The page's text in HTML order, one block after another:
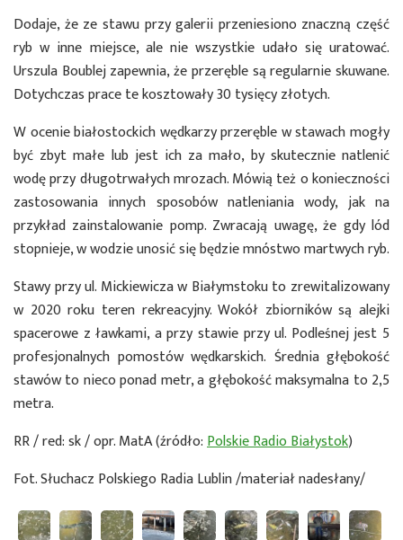
Dodaje, że ze stawu przy galerii przeniesiono znaczną część
ryb w inne miejsce, ale nie wszystkie udało się uratować.
Urszula Boublej zapewnia, że przeręble są regularnie skuwane.
Dotychczas prace te kosztowały 30 tysięcy złotych.
W ocenie białostockich wędkarzy przeręble w stawach mogły
być zbyt małe lub jest ich za mało, by skutecznie natlenić
wodę przy długotrwałych mrozach. Mówią też o konieczności
zastosowania innych sposobów natleniania wody, jak na
przykład zainstalowanie pomp. Zwracają uwagę, że gdy lód
stopnieje, w wodzie unosić się będzie mnóstwo martwych ryb.
Stawy przy ul. Mickiewicza w Białymstoku to zrewitalizowany
w 2020 roku teren rekreacyjny. Wokół zbiorników są alejki
spacerowe z ławkami, a przy stawie przy ul. Podleśnej jest 5
profesjonalnych pomostów wędkarskich. Średnia głębokość
stawów to nieco ponad metr, a głębokość maksymalna to 2,5
metra.
RR / red: sk / opr. MatA (źródło:Polskie Radio Białystok)
Fot. Słuchacz Polskiego Radia Lublin /materiał nadesłany/